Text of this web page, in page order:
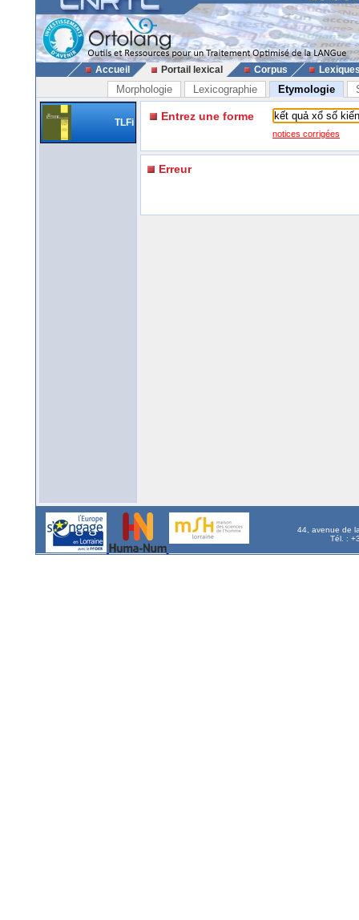
Accueil Portail lexical Corpus
Morphologie Lexicographie Etymologie
TLFi Entrez une forme
notices corrigées
Erreur
44, avenue de
Tél. :